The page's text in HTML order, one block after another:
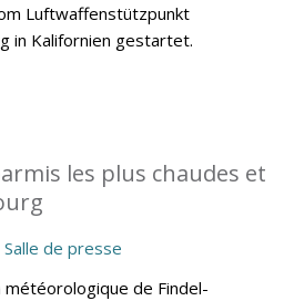
Luftwaffenstützpunkt
in Kalifornien gestartet.
les plus chaudes et
Salle de presse
météorologique de Findel-